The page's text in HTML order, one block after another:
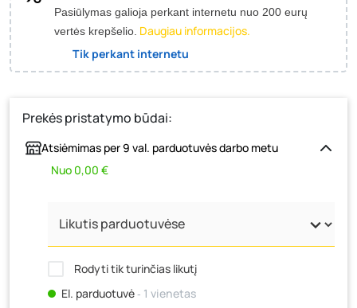
Pasiūlymas galioja perkant internetu nuo 200 eurų
vertės krepšelio. Daugiau informacijos.
Tik perkant internetu
Prekės pristatymo būdai:
Atsiėmimas per 9 val. parduotuvės darbo metu
Nuo 0,00 €
Rodyti tik turinčias likutį
El. parduotuvė‐ 1 vienetas